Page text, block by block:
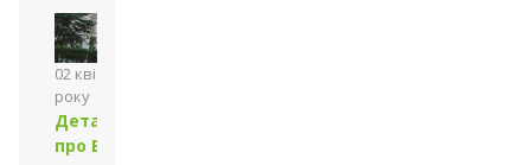
02 квітня 2024
року
Детальніше
про БЄФВВ